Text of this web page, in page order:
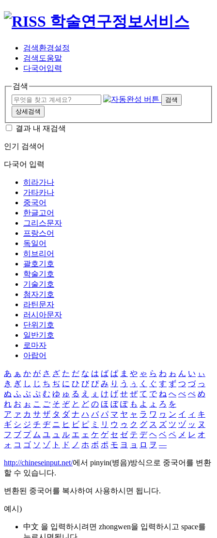
검색환경설정
검색도움말
다국어입력
검색
검색
상세검색
결과 내 재검색
인기 검색어
다국어 입력
히라가나
가타카나
중국어
한글고어
그리스문자
프랑스어
독일어
히브리어
괄호기호
학술기호
기술기호
첨자기호
라틴문자
러시아문자
단위기호
일반기호
로마자
아랍어
あ ぁ か が さ ざ た だ な は ば ぱ ま や ゃ ら わ ゎ ん い ぃ
き ぎ し じ ち ぢ に ひ び ぴ み り う ぅ く ぐ す ず つ づ っ
ぬ ふ ぶ ぷ む ゆ ゅ る え ぇ け げ せ ぜ て で ね へ べ ぺ め
れ お ぉ こ ご そ ぞ と ど の ほ ぼ ぽ も よ ょ ろ を
ア ァ カ サ ザ タ ダ ナ ハ バ パ マ ヤ ャ ラ ワ ヮ ン イ ィ キ
ギ シ ジ チ ヂ ニ ヒ ビ ピ ミ リ ウ ゥ ク グ ス ズ ツ ヅ ッ ヌ
フ ブ プ ム ユ ュ ル エ ェ ケ ゲ セ ゼ テ デ ヘ ベ ペ メ レ オ
ォ コ ゴ ソ ゾ ト ド ノ ホ ボ ポ モ ヨ ョ ロ ヲ ―
http://chineseinput.net/에서 pinyin(병음)방식으로 중국어를 변환
할 수 있습니다.
변환된 중국어를 복사하여 사용하시면 됩니다.
예시)
中文 을 입력하시려면 zhongwen을 입력하시고 space를